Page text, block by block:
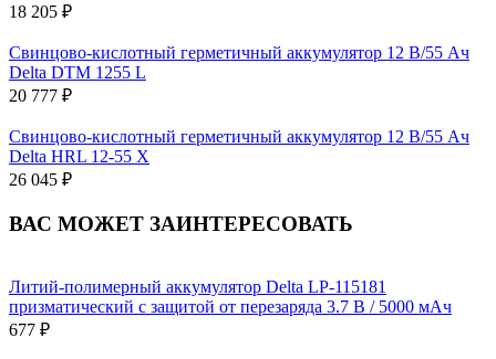
18 205 ₽
Свинцово-кислотный герметичный аккумулятор 12 В/55 Ач
Delta DTM 1255 L
20 777 ₽
Свинцово-кислотный герметичный аккумулятор 12 В/55 Ач
Delta HRL 12-55 X
26 045 ₽
ВАС МОЖЕТ ЗАИНТЕРЕСОВАТЬ
Литий-полимерный аккумулятор Delta LP-115181
призматический с защитой от перезаряда 3.7 В / 5000 мАч
677 ₽